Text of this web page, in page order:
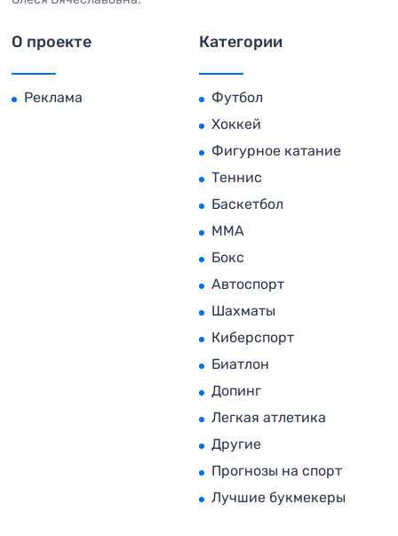
О проекте
Реклама
Категории
Футбол
Хоккей
Фигурное катание
Теннис
Баскетбол
MMA
Бокс
Автоспорт
Шахматы
Киберспорт
Биатлон
Допинг
Легкая атлетика
Другие
Прогнозы на спорт
Лучшие букмекеры